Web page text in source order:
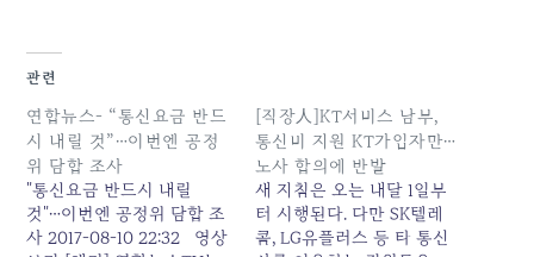
관련
연합뉴스- “통신요금 반드
시 내릴 것”…이번엔 공정
위 담합 조사
"통신요금 반드시 내릴
것"…이번엔 공정위 담합 조
사 2017-08-10 22:32 영상
[직장人]KT서비스 남부,
통신비 지원 KT가입자만…
노사 합의에 반발
새 지침은 오는 내달 1일부
터 시행된다. 다만 SK텔레
콤, LG유플러스 등 타 통신